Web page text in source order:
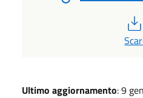
PDF
Ultimo aggiornamento: 9